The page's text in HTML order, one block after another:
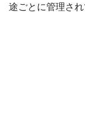
途ごとに管理され